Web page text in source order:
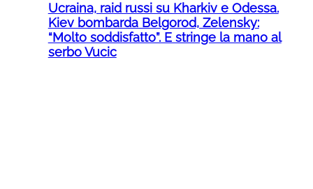
Ucraina, raid russi su Kharkiv e Odessa.
Kiev bombarda Belgorod, Zelensky:
“Molto soddisfatto”. E stringe la mano al
serbo Vucic